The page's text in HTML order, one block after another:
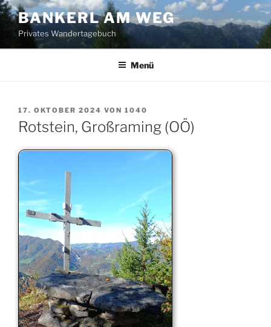
Zum
Inhalt
springen
BANKERL AM WEG
Privates Wandertagebuch
Menü
VERÖFFENTLICHT
AM
17. OKTOBER 2024 VON 1040
Rotstein, Großraming (OÖ)